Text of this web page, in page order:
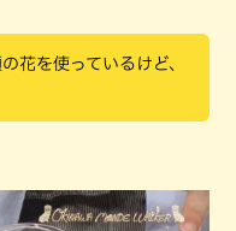
花を使っているけど、